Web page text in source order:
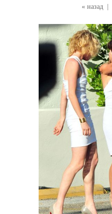
« назад